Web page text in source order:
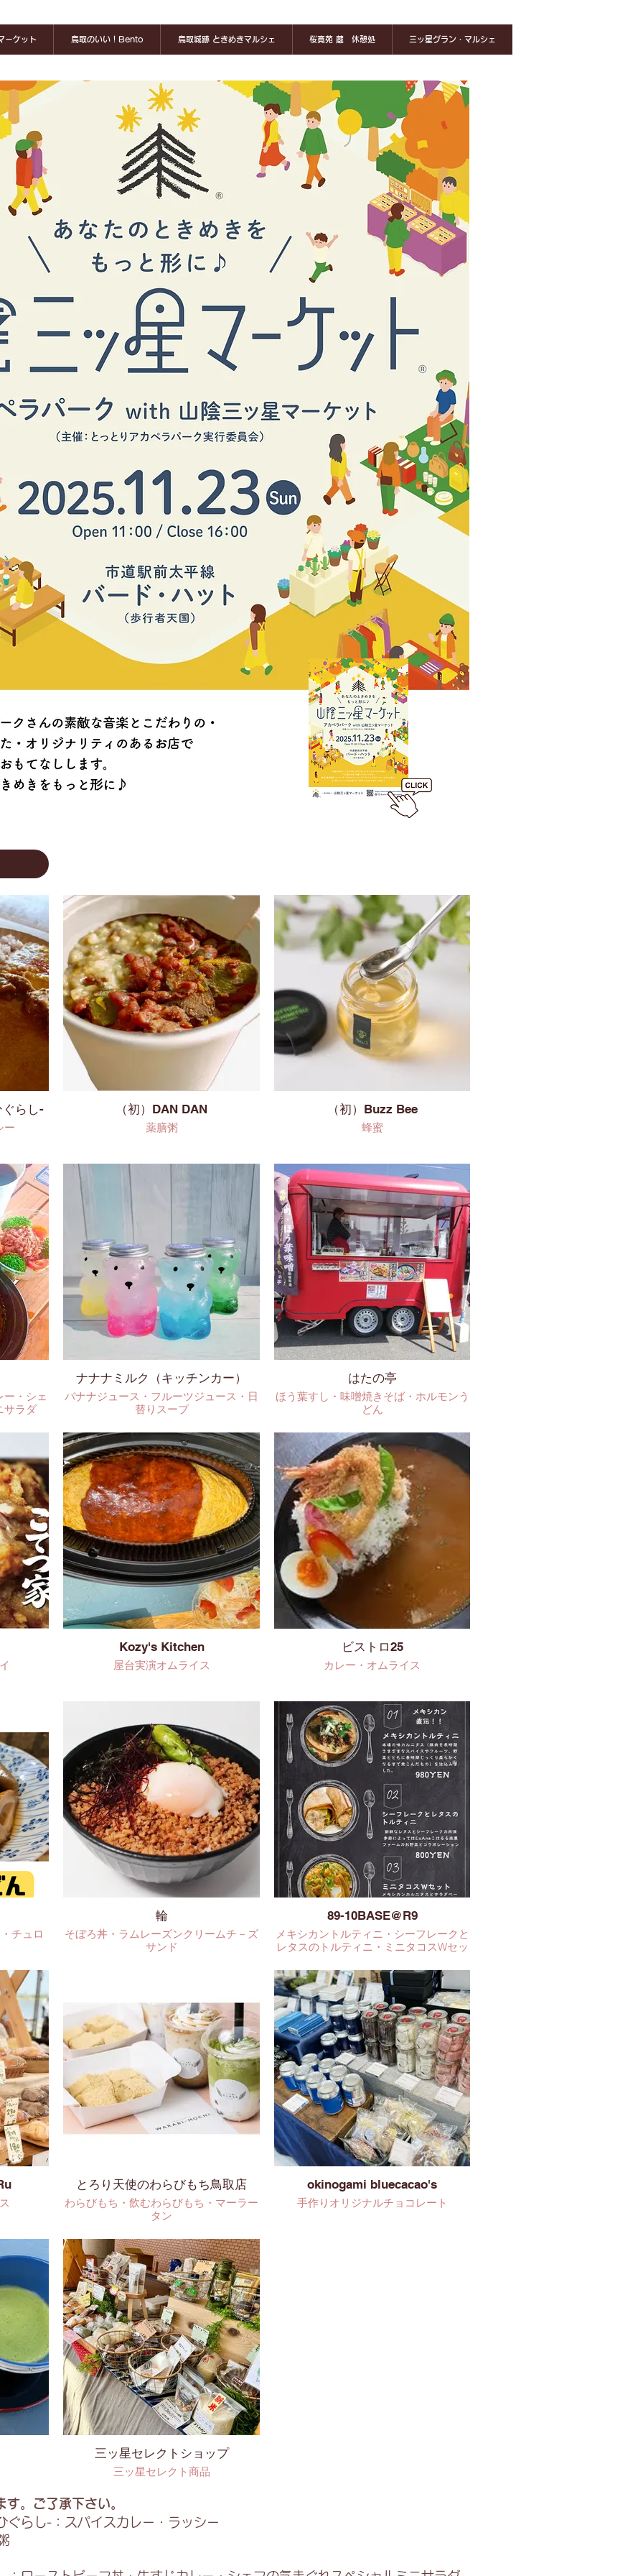
ーケット 鳥取のいい！Bento 鳥取城跡 ときめきマルシェ 桜寛苑 蔵 休憩処 三ッ星グラン・マルシェ
らし-
ー
（初）DAN DAN
薬膳粥
（初）Buzz Bee
蜂蜜
ー・シェ
サラダ
ナナナミルク（キッチンカー）
バナナジュース・フルーツジュース・日
替りスープ
はたの亭
ほう葉すし・味噌焼きそば・ホルモンう
どん
Kozy's Kitchen
屋台実演オムライス
ビストロ25
カレー・オムライス
チュロ
輪
そぼろ丼・ラムレーズンクリームチ－ズ
サンド
89-10BASE@R9
メキシカントルティニ・シーフレークと
レタスのトルティニ・ミニタコスWセッ
とろり天使のわらびもち鳥取店
わらびもち・飲むわらびもち・マーラー
タン
okinogami bluecacao's
手作りオリジナルチョコレート
三ッ星セレクトショップ
三ッ星セレクト商品
。ご了承下さい。
ぐらし-：スパイスカレー・ラッシー